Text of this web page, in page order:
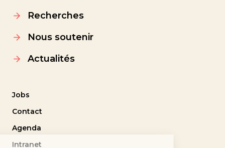
Recherches
Nous soutenir
Actualités
Jobs
Contact
Agenda
Intranet